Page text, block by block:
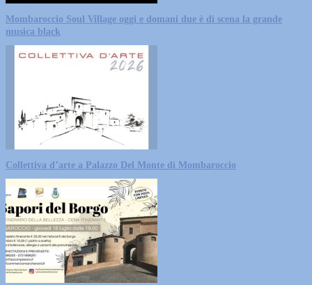
Mombaroccio Soul Village oggi e domani due è di scena la grande
musica black
Collettiva d’arte a Palazzo Del Monte di Mombaroccio